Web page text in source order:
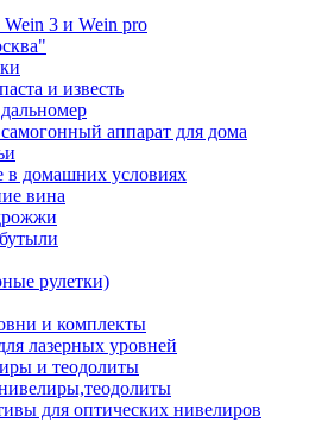
Wein 3 и Wein pro
и известь
аппарат для дома
в домашних условиях
вина
рулетки)
и комплекты
лазерных уровней
и теодолиты
для оптических нивелиров